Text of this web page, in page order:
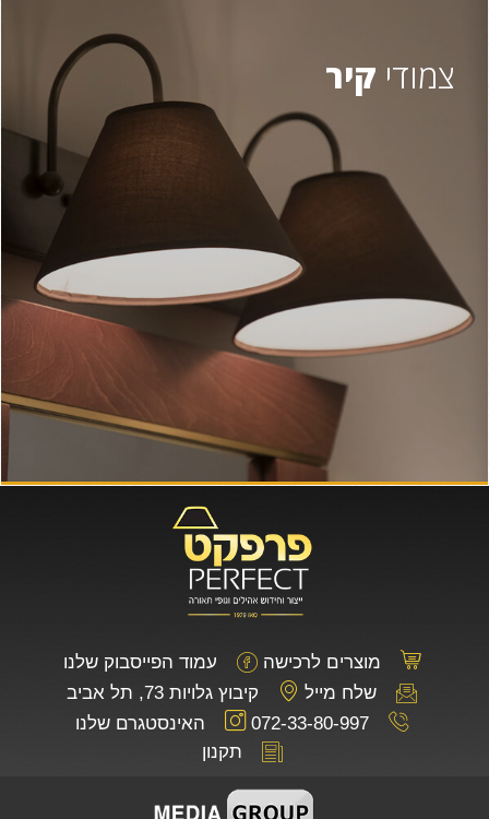
צמודי קיר
מוצרים לרכישה
עמוד הפייסבוק שלנו
שלח מייל
קיבוץ גלויות 73, תל אביב
072-33-80-997
האינסטגרם שלנו
תקנון